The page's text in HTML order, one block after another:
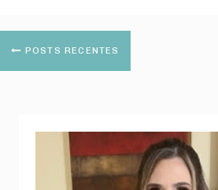
POSTS RECENTES